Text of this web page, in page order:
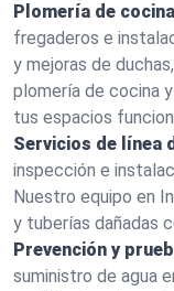
Plomería de
fregaderos e
y mejoras de
plomería de cocina
tus espacios
Servicios de línea
inspección e
Nuestro equipo en
y tuberías dañadas
Prevención y
suministro de agua